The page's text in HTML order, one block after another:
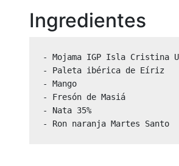
Ingredientes
- Mojama IGP Isla Cristina
- Paleta ibérica de Eíriz
- Mango
- Fresón de Masiá
- Nata 35%
- Ron naranja Martes Santo